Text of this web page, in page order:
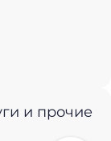
и прочие